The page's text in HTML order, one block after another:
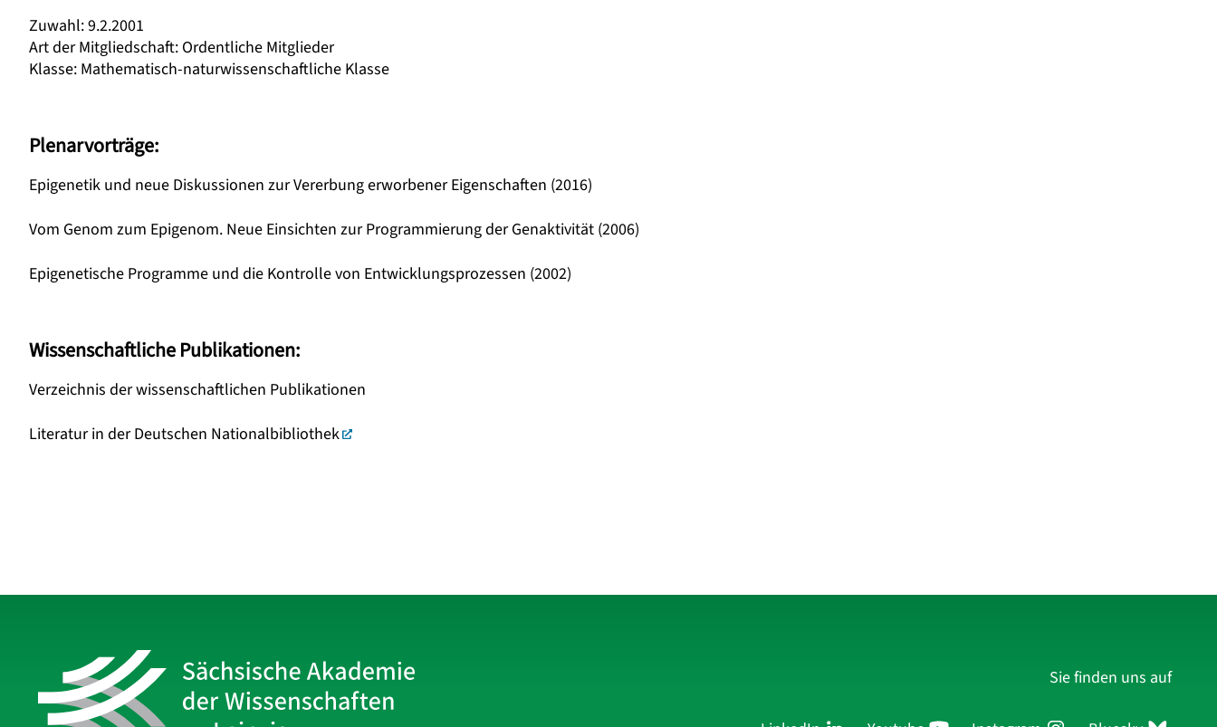
Zuwahl:9.2.2001
Art der Mitgliedschaft: Ordentliche Mitglieder
Klasse: Mathematisch-naturwissenschaftliche Klasse
Plenarvorträge:
Epigenetik und neue Diskussionen zur Vererbung erworbener Eigenschaften (2016)
Vom Genom zum Epigenom. Neue Einsichten zur Programmierung der Genaktivität (2006)
Epigenetische Programme und die Kontrolle von Entwicklungsprozessen (2002)
Wissenschaftliche Publikationen:
Verzeichnis der wissenschaftlichen Publikationen
Literatur in der Deutschen Nationalbibliothek
Sie finden uns auf